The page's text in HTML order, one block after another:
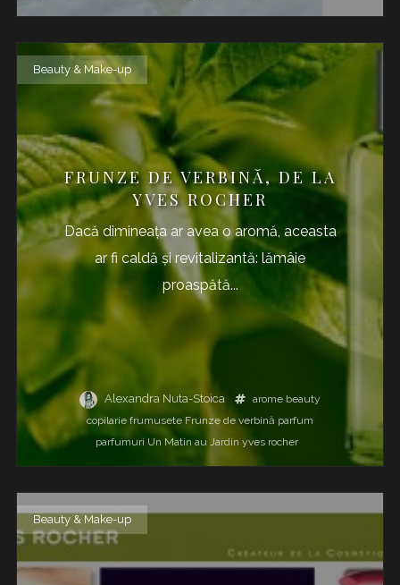
Beauty & Make-up
FRUNZE DE VERBINĂ, DE LA
YVES ROCHER
Dacă dimineața ar avea o aromă, aceasta
ar fi caldă și revitalizantă: lămâie
proaspătă...
Alexandra Nuta-Stoica arome beauty
copilarie frumusete Frunze de verbină parfum
parfumuri Un Matin au Jardin yves rocher
Beauty & Make-up